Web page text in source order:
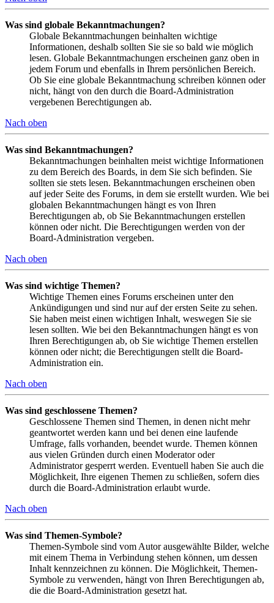
Was sind globale Bekanntmachungen?
Globale Bekanntmachungen beinhalten wichtige
Informationen, deshalb sollten Sie sie so bald wie möglich
lesen. Globale Bekanntmachungen erscheinen ganz oben in
jedem Forum und ebenfalls in Ihrem persönlichen Bereich.
Ob Sie eine globale Bekanntmachung schreiben können oder
nicht, hängt von den durch die Board-Administration
vergebenen Berechtigungen ab.
Nach oben
Was sind Bekanntmachungen?
Bekanntmachungen beinhalten meist wichtige Informationen
zu dem Bereich des Boards, in dem Sie sich befinden. Sie
sollten sie stets lesen. Bekanntmachungen erscheinen oben
auf jeder Seite des Forums, in dem sie erstellt wurden. Wie bei
globalen Bekanntmachungen hängt es von Ihren
Berechtigungen ab, ob Sie Bekanntmachungen erstellen
können oder nicht. Die Berechtigungen werden von der
Board-Administration vergeben.
Nach oben
Was sind wichtige Themen?
Wichtige Themen eines Forums erscheinen unter den
Ankündigungen und sind nur auf der ersten Seite zu sehen.
Sie haben meist einen wichtigen Inhalt, weswegen Sie sie
lesen sollten. Wie bei den Bekanntmachungen hängt es von
Ihren Berechtigungen ab, ob Sie wichtige Themen erstellen
können oder nicht; die Berechtigungen stellt die Board-
Administration ein.
Nach oben
Was sind geschlossene Themen?
Geschlossene Themen sind Themen, in denen nicht mehr
geantwortet werden kann und bei denen eine laufende
Umfrage, falls vorhanden, beendet wurde. Themen können
aus vielen Gründen durch einen Moderator oder
Administrator gesperrt werden. Eventuell haben Sie auch die
Möglichkeit, Ihre eigenen Themen zu schließen, sofern dies
durch die Board-Administration erlaubt wurde.
Nach oben
Was sind Themen-Symbole?
Themen-Symbole sind vom Autor ausgewählte Bilder, welche
mit einem Thema in Verbindung stehen können, um dessen
Inhalt kennzeichnen zu können. Die Möglichkeit, Themen-
Symbole zu verwenden, hängt von Ihren Berechtigungen ab,
die die Board-Administration gesetzt hat.